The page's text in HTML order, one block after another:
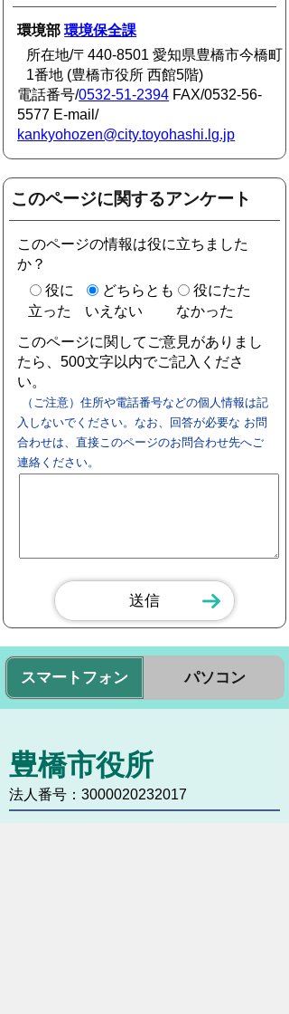
環境部環境保全課
所在地/〒440-8501 愛知県豊橋市今橋町
1番地 (豊橋市役所 西館5階)
電話番号/0532-51-2394 FAX/0532-56-
5577 E-mail/
kankyohozen@city.toyohashi.lg.jp
このページに関するアンケート
このページの情報は役に立ちました
か？
役に
立った
どちらとも
いえない
役にたた
なかった
このページに関してご意見がありまし
たら、500文字以内でご記入くださ
い。
（ご注意）住所や電話番号などの個人情報は記
入しないでください。なお、回答が必要な お問
合わせは、直接このページのお問合わせ先へご
連絡ください。
スマートフォン パソコン
豊橋市役所
法人番号：3000020232017